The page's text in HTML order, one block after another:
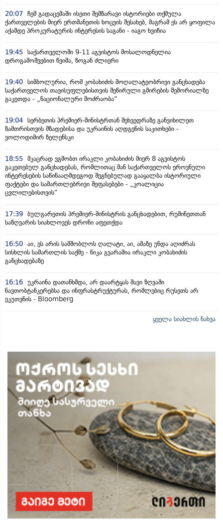
20:07 ჩემ გადაცემაში ისეთი შემზარავი ისტორიები თქმულა
ქართველების მიერ ერთმანეთის ხოცვის შესახებ, მაგრამ ეს არ ყოფილა
აქამდე პროკურატურის ინტერესის საგანი - იაგო ხვიჩია
19:45 საქართველოში 9-11 აგვისტოს მოსალოდნელია
დროგამოშვებით წვიმა, ზოგან ძლიერი
19:40 სიმბოლურია, რომ კობახიძის მოღალატეობრივი განცხადება
საქართველოს თავისუფლებისთვის შეწირული გმირების მემორიალზე
გაკეთდა - „ნაციონალური მოძრაობა“
19:04 სერბეთის პრემიერ-მინისტრთან შეხვედრაზე განვიხილეთ
ზამთრისთვის მზადებისა და უკრაინის აღდგენის საკითხები -
ვოლოდიმირ ზელენსკი
18:55 მკაცრად ვგმობთ ირაკლი კობახიძის მიერ 8 აგვისტოს
გაკეთებულ განცხადებას, რომლითაც მან საქართველოს ეროვნული
ინტერესების საწინააღმდეგოდ შეგნებულად გააყალბა ისტორიული
ფაქტები და სამართლებრივი შეფასებები - „კოალიცია
ცვლილებისთვის“
17:39 ბულგარეთის პრემიერ-მინისტრის განცხადებით, რუმინეთთან
საზღვარის სიახლოვეს დრონი აფეთქდა
16:50 აი, ეს არის სამშობლოს ღალატი, აი, ამაზე უნდა აღიძრას
სისხლის სამართლის საქმე - ნიკა გვარამია ირაკლი კობახიძის
განცხადებაზე
16:16 უკრაინა დათანხმდა, არ დაარტყას შავი ზღვაში
ნავთობტანკერებსა და ინფრასტრუქტურას, რომლებიც რუსეთს არ
ეკუთვნის - Bloomberg
ყველა სიახლის ნახვა